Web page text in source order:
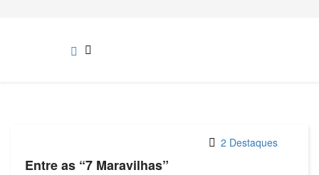
2 Destaques
Entre as “7 Maravilhas”